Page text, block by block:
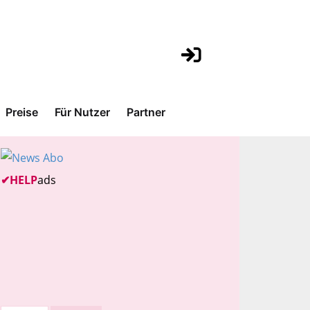
Preise Für Nutzer Partner
✔HELPads